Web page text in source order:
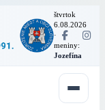
štvrtok
6.08.2026
·
meniny:
Jozefína